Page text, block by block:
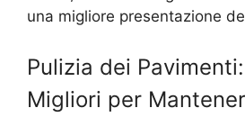
una migliore presentazione
Pulizia dei
Migliori per